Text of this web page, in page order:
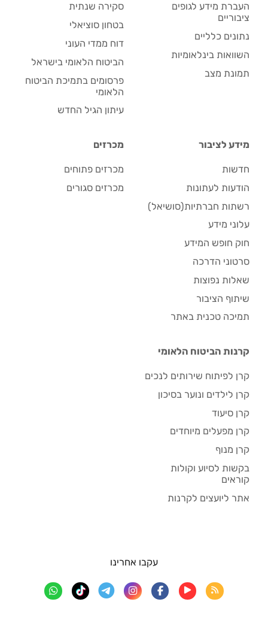
העברת מידע לגופים
ציבוריים
נתונים כלליים
השוואות בינלאומיות
תמונת מצב
סקירה שנתית
בטחון סוציאלי
דוח ממדי העוני
הביטוח הלאומי בישראל
פרסומים בתמיכת הביטוח
הלאומי
עיתון הגיל החדש
מידע לציבור
חדשות
הודעות לעתונות
רשתות חברתיות(סושיאל)
עלוני מידע
חוק חופש המידע
סרטוני הדרכה
שאלות נפוצות
שיתוף הציבור
תמיכה טכנית באתר
מכרזים
מכרזים פתוחים
מכרזים סגורים
קרנות הביטוח הלאומי
קרן לפיתוח שירותים לנכים
קרן לילדים ונוער בסיכון
קרן סיעוד
קרן מפעלים מיוחדים
קרן מנוף
בקשות לסיוע וקולות
קוראים
אתר ליועצים לקרנות
עקבו אחרינו